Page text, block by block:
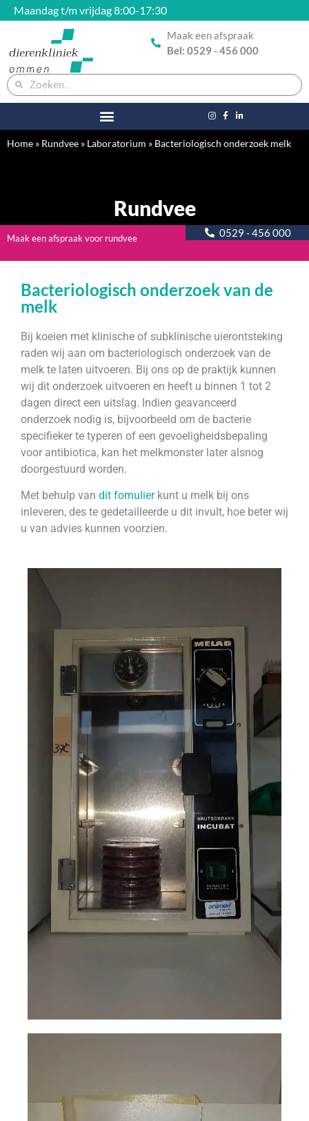
Maandag t/m vrijdag 8:00-17:30
Maak een afspraak
Bel: 0529 - 456 000
Home » Rundvee » Laboratorium » Bacteriologisch onderzoek melk
Rundvee
Maak een afspraak voor rundvee 0529 - 456 000
Bacteriologisch onderzoek van de
melk
Bij koeien met klinische of subklinische uierontsteking
raden wij aan om bacteriologisch onderzoek van de
melk te laten uitvoeren. Bij ons op de praktijk kunnen
wij dit onderzoek uitvoeren en heeft u binnen 1 tot 2
dagen direct een uitslag. Indien geavanceerd
onderzoek nodig is, bijvoorbeeld om de bacterie
specifieker te typeren of een gevoeligheidsbepaling
voor antibiotica, kan het melkmonster later alsnog
doorgestuurd worden.
Met behulp van dit fomulierkunt u melk bij ons
inleveren, des te gedetailleerde u dit invult, hoe beter wij
u van advies kunnen voorzien.